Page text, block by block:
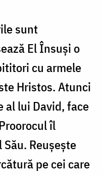
sunt
El Însuși o
cu armele
Hristos. Atunci
al lui David, face
îl
Reușește
pe cei care